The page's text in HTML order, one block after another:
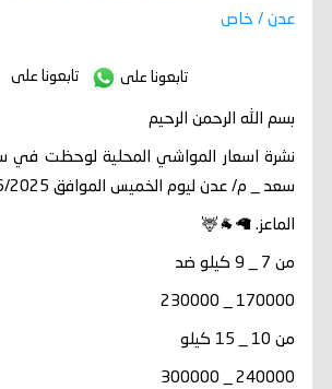
عدن / خاص
تابعونا على تابعونا على
بسم الله الرحمن الرحيم
نشرة اسعار المواشي المحلية لوحظت في
سعد _ م/ عدن ليوم الخميس الموافق 19/6/2025
الماعز. 🦙🐐🦌
من 7 _ 9 كيلو ضد
170000 _ 230000
من 10 _ 15 كيلو
240000 _ 300000